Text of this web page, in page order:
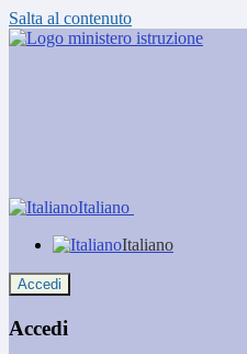
Salta al contenuto
Italiano
Italiano
Accedi
Accedi